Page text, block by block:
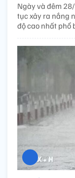
Ngày và đêm
tục xảy ra nắng
độ cao nhất phổ